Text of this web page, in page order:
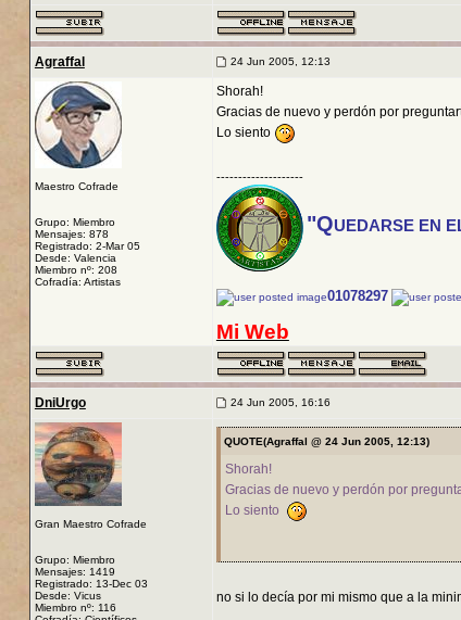
Agraffal 24 Jun 2005, 12:13
Maestro Cofrade
Grupo: Miembro
Mensajes: 878
Registrado: 2-Mar 05
Desde: Valencia
Miembro nº: 208
Cofradía: Artistas
Shorah!
Gracias de nuevo y perdón por
Lo siento
--------------------
"QUEDARSE EN
01078297
Mi Web
DniUrgo 24 Jun 2005, 16:16
Gran Maestro Cofrade
Grupo: Miembro
Mensajes: 1419
Registrado: 13-Dec 03
Desde: Vicus
Miembro nº: 116
QUOTE(Agraffal @ 24 Jun 2005, 12:13)
Shorah!
Gracias de nuevo y perdón por
Lo siento
no si lo decía por mi mismo que a la